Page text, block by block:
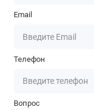
Email
Телефон
Вопрос